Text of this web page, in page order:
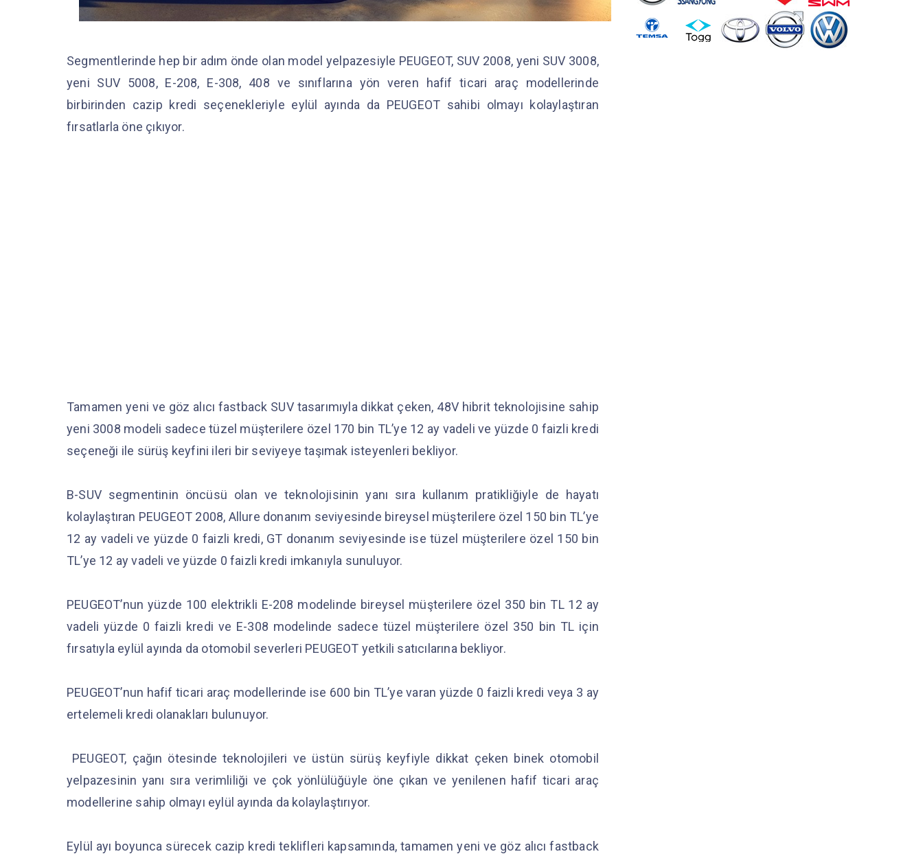
Segmentlerinde hep bir adım önde olan model yelpazesiyle PEUGEOT, SUV 2008, yeni SUV 3008,
yeni SUV 5008, E-208, E-308, 408 ve sınıflarına yön veren hafif ticari araç modellerinde
birbirinden cazip kredi seçenekleriyle eylül ayında da PEUGEOT sahibi olmayı kolaylaştıran
fırsatlarla öne çıkıyor.
Tamamen yeni ve göz alıcı fastback SUV tasarımıyla dikkat çeken, 48V hibrit teknolojisine sahip
yeni 3008 modeli sadece tüzel müşterilere özel 170 bin TL’ye 12 ay vadeli ve yüzde 0 faizli kredi
seçeneği ile sürüş keyfini ileri bir seviyeye taşımak isteyenleri bekliyor.
B-SUV segmentinin öncüsü olan ve teknolojisinin yanı sıra kullanım pratikliğiyle de hayatı
kolaylaştıran PEUGEOT 2008, Allure donanım seviyesinde bireysel müşterilere özel 150 bin TL’ye
12 ay vadeli ve yüzde 0 faizli kredi, GT donanım seviyesinde ise tüzel müşterilere özel 150 bin
TL’ye 12 ay vadeli ve yüzde 0 faizli kredi imkanıyla sunuluyor.
PEUGEOT’nun yüzde 100 elektrikli E-208 modelinde bireysel müşterilere özel 350 bin TL 12 ay
vadeli yüzde 0 faizli kredi ve E-308 modelinde sadece tüzel müşterilere özel 350 bin TL için
fırsatıyla eylül ayında da otomobil severleri PEUGEOT yetkili satıcılarına bekliyor.
PEUGEOT’nun hafif ticari araç modellerinde ise 600 bin TL’ye varan yüzde 0 faizli kredi veya 3 ay
ertelemeli kredi olanakları bulunuyor.
PEUGEOT, çağın ötesinde teknolojileri ve üstün sürüş keyfiyle dikkat çeken binek otomobil
yelpazesinin yanı sıra verimliliği ve çok yönlülüğüyle öne çıkan ve yenilenen hafif ticari araç
modellerine sahip olmayı eylül ayında da kolaylaştırıyor.
Eylül ayı boyunca sürecek cazip kredi teklifleri kapsamında, tamamen yeni ve göz alıcı fastback